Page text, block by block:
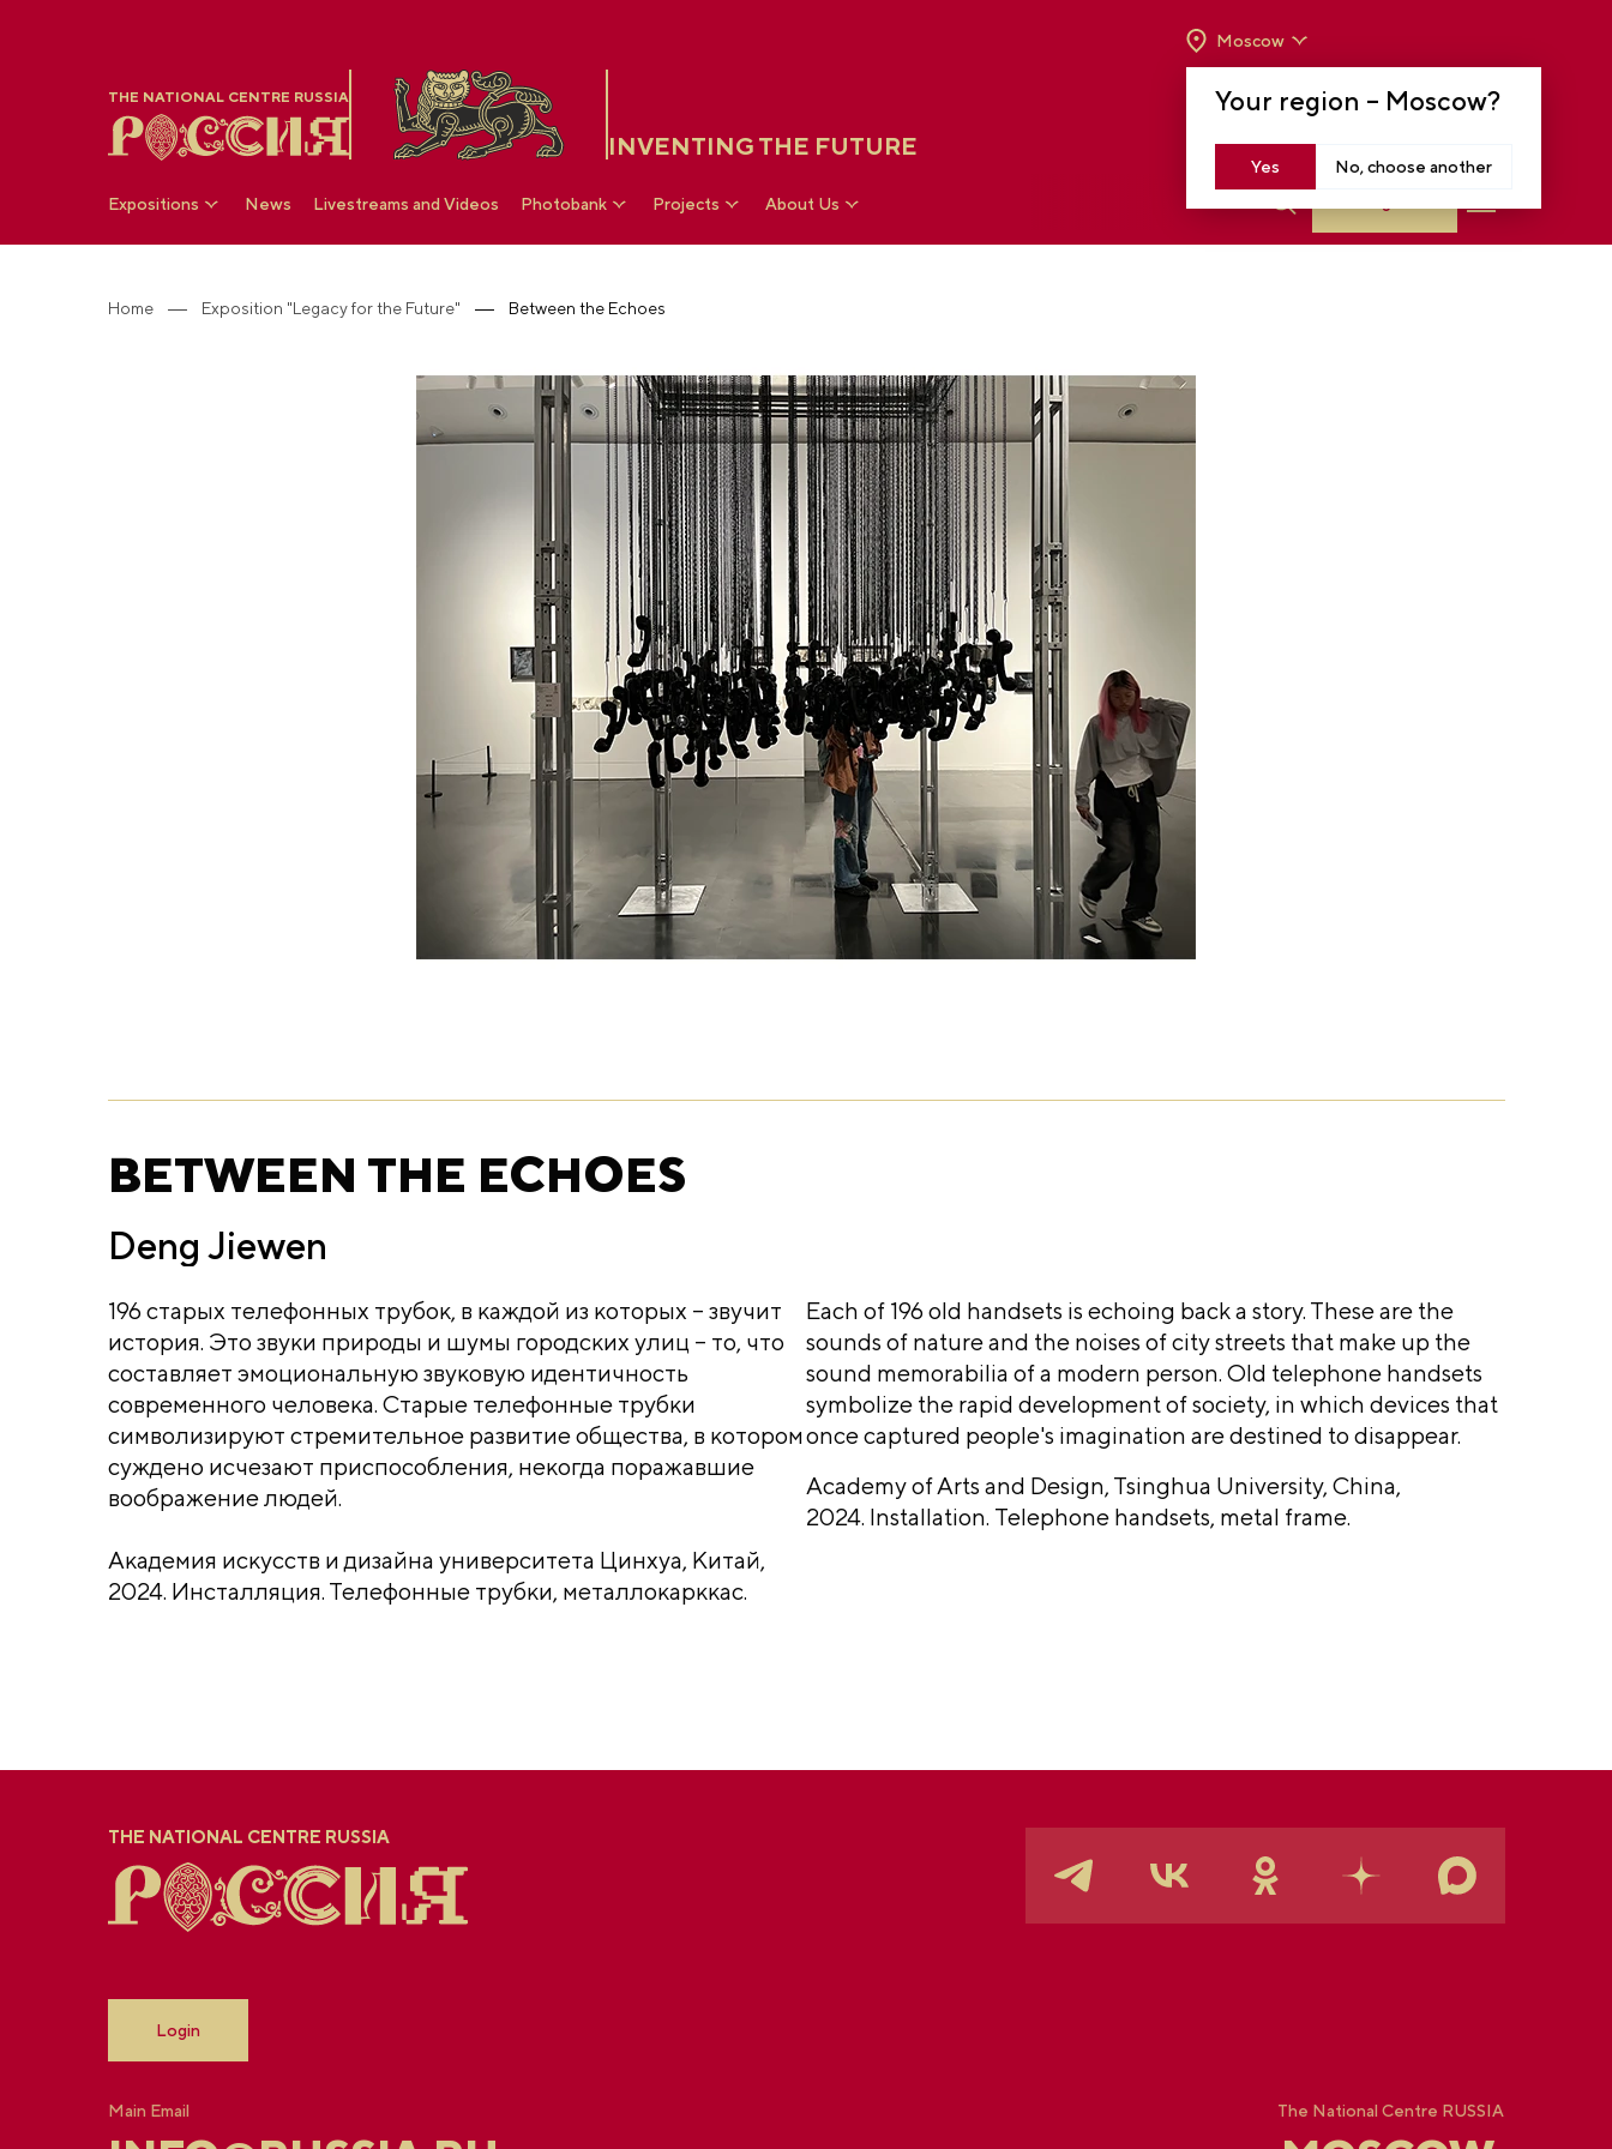
THE NATIONAL CENTRE RUSSIA
INVENTING THE FUTURE
Your region – Moscow?
Yes No, choose another
Moscow
TO 8 P.M
Expositions News Livestreams and Videos Photobank Projects About Us
Home Exposition "Legacy for the Future" Between the Echoes
BETWEEN THE ECHOES
Deng Jiewen
196 старых телефонных трубок, в каждой из которых – звучит
история. Это звуки природы и шумы городских улиц – то, что
составляет эмоциональную звуковую идентичность
современного человека. Старые телефонные трубки
символизируют стремительное развитие общества, в котором
суждено исчезают приспособления, некогда поражавшие
воображение людей.
Академия искусств и дизайна университета Цинхуа, Китай,
2024. Инсталляция. Телефонные трубки, металлокарккас.
Each of 196 old handsets is echoing back a story. These are the
sounds of nature and the noises of city streets that make up the
sound memorabilia of a modern person. Old telephone handsets
symbolize the rapid development of society, in which devices that
once captured people's imagination are destined to disappear.
Academy of Arts and Design, Tsinghua University, China,
2024. Installation. Telephone handsets, metal frame.
THE NATIONAL CENTRE RUSSIA
Login
Main Email The National Centre RUSSIA